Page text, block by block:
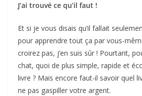
J’ai trouvé ce qu’il faut !
Et si je vous disais qu’il fallait
pour apprendre tout ça par vous-
croirez pas, j’en suis sûr ! Pourtant,
chat, quoi de plus simple, rapide et
livre ? Mais encore faut-il savoir quel
ne pas gaspiller votre argent.